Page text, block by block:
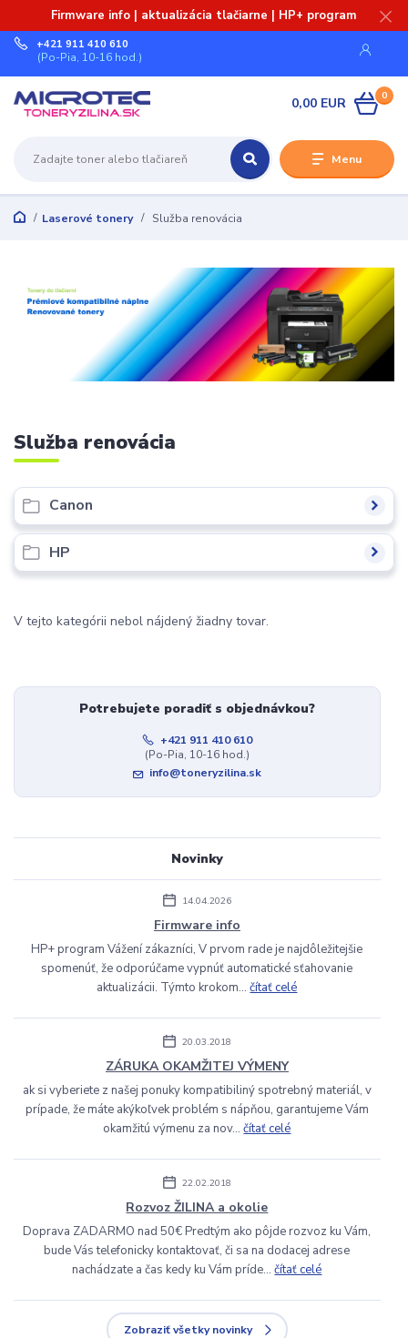
Firmware info | aktualizácia tlačiarne | HP+ program
Menu
+421 911 410 610
(Po-Pia, 10-16 hod.)
0
0,00 EUR
Laserové tonery Služba renovácia
Služba renovácia
Canon
HP
V tejto kategórii nebol nájdený žiadny tovar.
Potrebujete poradiť s objednávkou?
+421 911 410 610
(Po-Pia, 10-16 hod.)
info@toneryzilina.sk
Novinky
14.04.2026
Firmware info
HP+ program Vážení zákazníci, V prvom rade je najdôležitejšie
spomenúť, že odporúčame vypnúť automatické sťahovanie
aktualizácii. Týmto krokom...čítať celé
20.03.2018
ZÁRUKA OKAMŽITEJ VÝMENY
ak si vyberiete z našej ponuky kompatibiliný spotrebný materiál, v
prípade, že máte akýkoľvek problém s nápňou, garantujeme Vám
okamžitú výmenu za nov...čítať celé
22.02.2018
Rozvoz ŽILINA a okolie
Doprava ZADARMO nad 50€ Predtým ako pôjde rozvoz ku Vám,
bude Vás telefonicky kontaktovať, či sa na dodacej adrese
nachádzate a čas kedy ku Vám príde...čítať celé
Zobraziť všetky novinky